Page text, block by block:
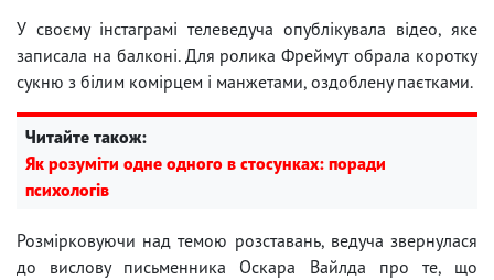
У своєму інстаграмі телеведуча опублікувала відео, яке
записала на балконі. Для ролика Фреймут обрала коротку
сукню з білим комірцем і манжетами, оздоблену паєтками.
Читайте також:
Як розуміти одне одного в стосунках: поради
психологів
Розмірковуючи над темою розставань, ведуча звернулася
до вислову письменника Оскара Вайлда про те, що